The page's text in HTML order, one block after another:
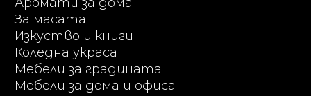
За масата
Изкуство и книги
Коледна украса
Мебели за градината
Мебели за дома и офиса